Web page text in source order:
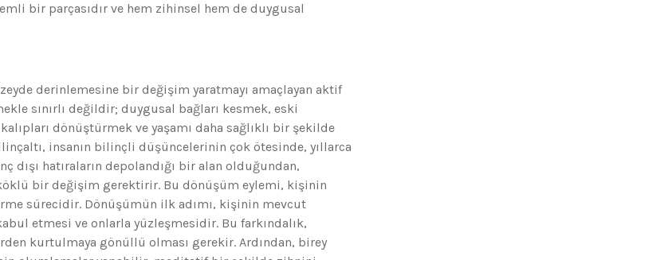
bir parçasıdır ve hem zihinsel hem de duygusal
derinlemesine bir değişim yaratmayı amaçlayan aktif
sınırlı değildir; duygusal bağları kesmek, eski
dönüştürmek ve yaşamı daha sağlıklı bir şekilde
insanın bilinçli düşüncelerinin çok ötesinde, yıllarca
hatıraların depolandığı bir alan olduğundan,
bir değişim gerektirir. Bu dönüşüm eylemi, kişinin
sürecidir. Dönüşümün ilk adımı, kişinin mevcut
etmesi ve onlarla yüzleşmesidir. Bu farkındalık,
kurtulmaya gönüllü olması gerekir. Ardından, birey